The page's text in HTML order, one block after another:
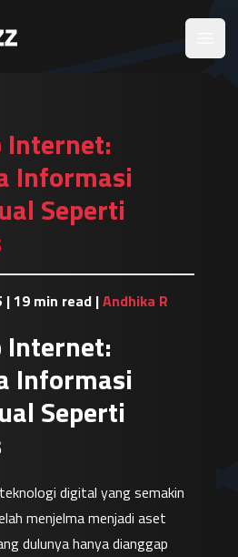
Internet:
Informasi
Seperti
| 19 min read |Andhika R
Internet:
Informasi
Seperti
digital yang semakin
menjelma menjadi aset
dulunya hanya dianggap